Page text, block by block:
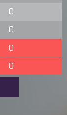
0
0
0
0